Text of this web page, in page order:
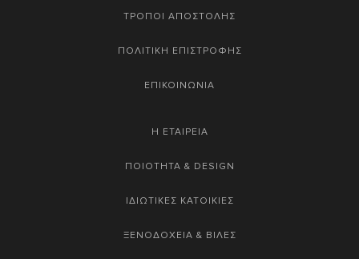
ΤΡΟΠΟΙ ΑΠΟΣΤΟΛΗΣ
ΠΟΛΙΤΙΚΗ ΕΠΙΣΤΡΟΦΗΣ
ΕΠΙΚΟΙΝΩΝΙΑ
Η ΕΤΑΙΡΕΙΑ
ΠΟΙΟΤΗΤΑ & DESIGN
ΙΔΙΩΤΙΚΕΣ ΚΑΤΟΙΚΙΕΣ
ΞΕΝΟΔΟΧΕΙΑ & ΒΙΛΕΣ